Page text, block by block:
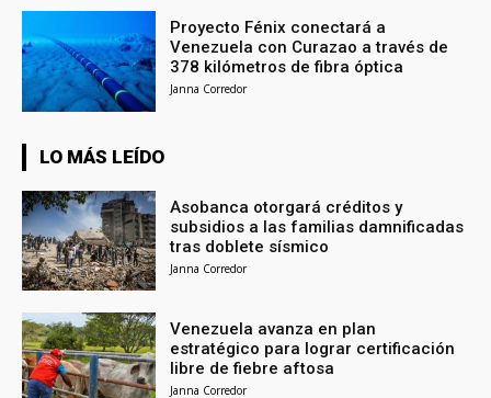
Proyecto Fénix conectará a
Venezuela con Curazao a través de
378 kilómetros de fibra óptica
Janna Corredor
LO MÁS LEÍDO
Asobanca otorgará créditos y
subsidios a las familias damnificadas
tras doblete sísmico
Janna Corredor
Venezuela avanza en plan
estratégico para lograr certificación
libre de fiebre aftosa
Janna Corredor